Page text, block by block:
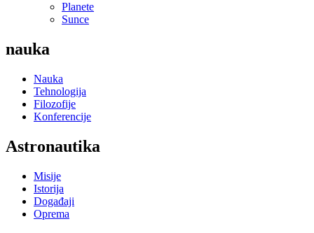
Planete
Sunce
nauka
Nauka
Tehnologija
Filozofije
Konferencije
Astronautika
Misije
Istorija
Događaji
Oprema